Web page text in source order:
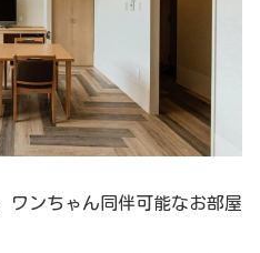
ワンちゃん同伴可能なお部屋